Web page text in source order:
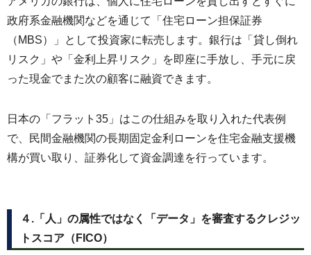
政府系金融機関などを通じて「住宅ローン担保証券
（MBS）」として投資家に転売します。銀行は「貸し倒れ
リスク」や「金利上昇リスク」を即座に手放し、手元に戻
った現金でまた次の顧客に融資できます。
日本の「フラット35」はこの仕組みを取り入れた代表例
で、民間金融機関の長期固定金利ローンを住宅金融支援機
構が買い取り、証券化して資金調達を行っています。
４.「人」の属性ではなく「データ」を審査するクレジッ
トスコア（FICO）